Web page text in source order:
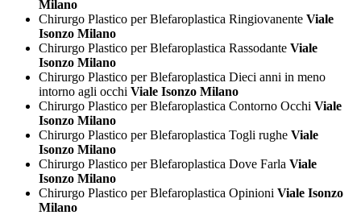
Milano
Chirurgo Plastico per Blefaroplastica Ringiovanente Viale
Isonzo Milano
Chirurgo Plastico per Blefaroplastica Rassodante Viale
Isonzo Milano
Chirurgo Plastico per Blefaroplastica Dieci anni in meno
intorno agli occhi Viale Isonzo Milano
Chirurgo Plastico per Blefaroplastica Contorno Occhi Viale
Isonzo Milano
Chirurgo Plastico per Blefaroplastica Togli rughe Viale
Isonzo Milano
Chirurgo Plastico per Blefaroplastica Dove Farla Viale
Isonzo Milano
Chirurgo Plastico per Blefaroplastica Opinioni Viale Isonzo
Milano